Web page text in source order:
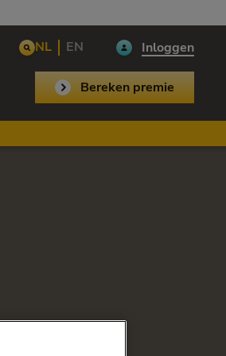
NL EN Inloggen
Bereken premie